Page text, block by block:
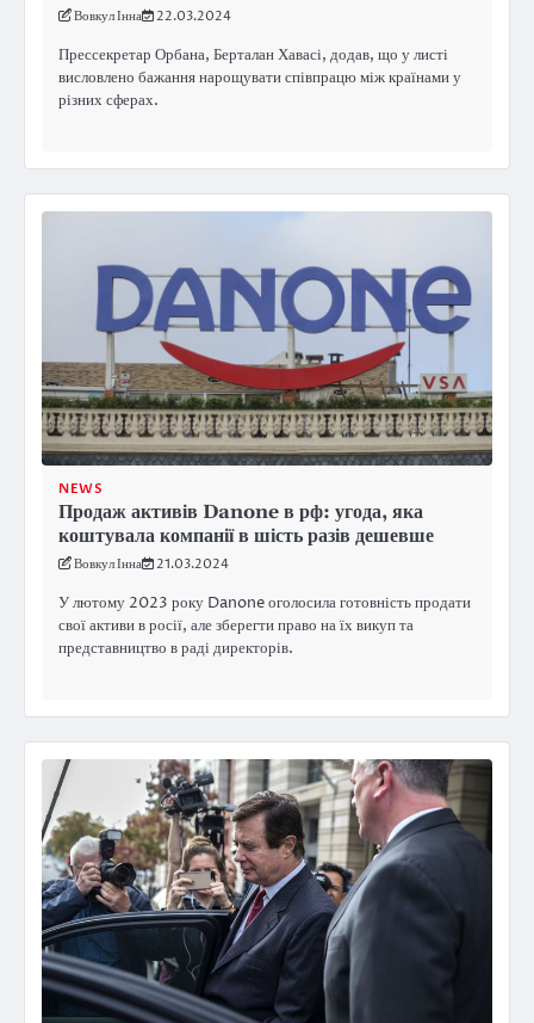
Вовкул Інна 22.03.2024
Прессекретар Орбана, Берталан Хавасі, додав, що у листі
висловлено бажання нарощувати співпрацю між країнами у
різних сферах.
NEWS
Продаж активів Danone в рф: угода, яка
коштувала компанії в шість разів дешевше
Вовкул Інна 21.03.2024
У лютому 2023 року Danone оголосила готовність продати
свої активи в росії, але зберегти право на їх викуп та
представництво в раді директорів.